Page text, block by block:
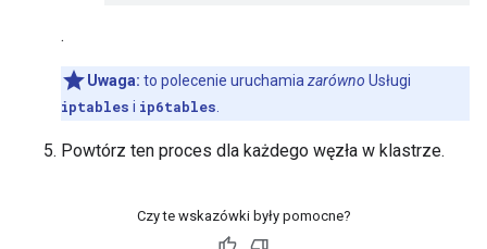
.
Uwaga: to polecenie uruchamia zarówno Usługi
iptables i ip6tables
Powtórz ten proces dla każdego węzła w klastrze.
Czy te wskazówki były pomocne?